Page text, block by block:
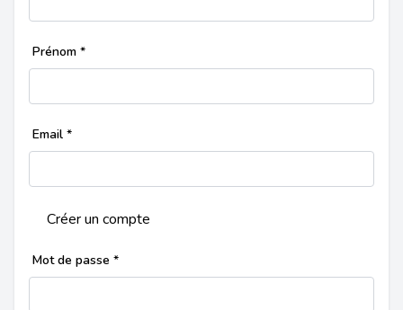
Prénom *
Email *
Créer un compte
Mot de passe *